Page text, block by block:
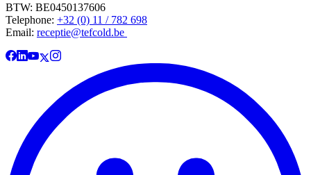
BTW: BE0450137606
Telephone: +32 (0) 11 / 782 698
Email: receptie@tefcold.be